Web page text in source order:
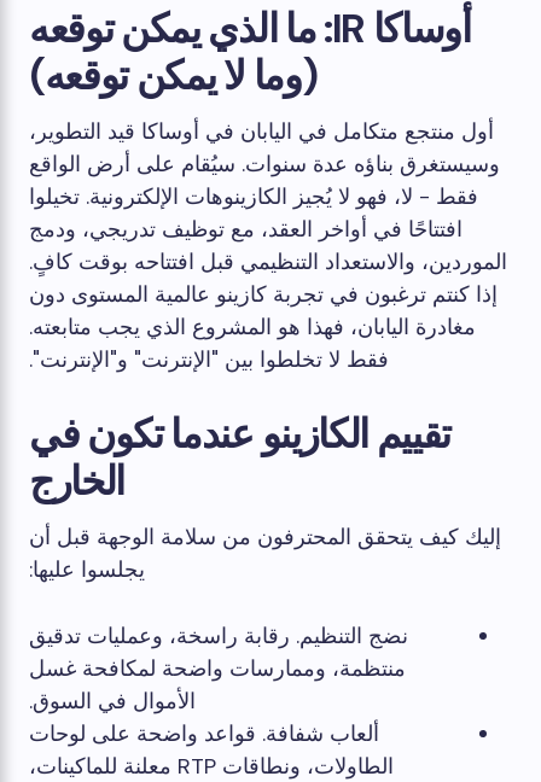
أوساكا IR: ما الذي يمكن توقعه
(وما لا يمكن توقعه)
أول منتجع متكامل في اليابان في أوساكا قيد التطوير،
وسيستغرق بناؤه عدة سنوات. سيُقام على أرض الواقع
فقط - لا، فهو لا يُجيز الكازينوهات الإلكترونية. تخيلوا
افتتاحًا في أواخر العقد، مع توظيف تدريجي، ودمج
الموردين، والاستعداد التنظيمي قبل افتتاحه بوقت كافٍ.
إذا كنتم ترغبون في تجربة كازينو عالمية المستوى دون
مغادرة اليابان، فهذا هو المشروع الذي يجب متابعته.
فقط لا تخلطوا بين "الإنترنت" و"الإنترنت".
تقييم الكازينو عندما تكون في
الخارج
إليك كيف يتحقق المحترفون من سلامة الوجهة قبل أن
يجلسوا عليها:
نضج التنظيم. رقابة راسخة، وعمليات تدقيق
منتظمة، وممارسات واضحة لمكافحة غسل
الأموال في السوق.
ألعاب شفافة. قواعد واضحة على لوحات
الطاولات، ونطاقات RTP معلنة للماكينات،